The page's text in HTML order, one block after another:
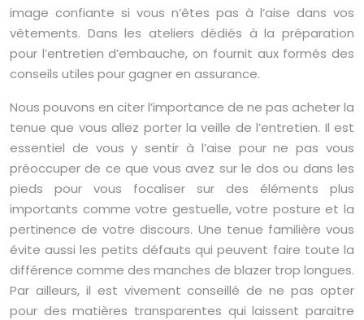
image confiante si vous n’êtes pas à l’aise dans vos
vêtements. Dans les ateliers dédiés à la préparation
pour l’entretien d’embauche, on fournit aux formés des
conseils utiles pour gagner en assurance.
Nous pouvons en citer l’importance de ne pas acheter la
tenue que vous allez porter la veille de l’entretien. Il est
essentiel de vous y sentir à l’aise pour ne pas vous
préoccuper de ce que vous avez sur le dos ou dans les
pieds pour vous focaliser sur des éléments plus
importants comme votre gestuelle, votre posture et la
pertinence de votre discours. Une tenue familière vous
évite aussi les petits défauts qui peuvent faire toute la
différence comme des manches de blazer trop longues.
Par ailleurs, il est vivement conseillé de ne pas opter
pour des matières transparentes qui laissent paraitre